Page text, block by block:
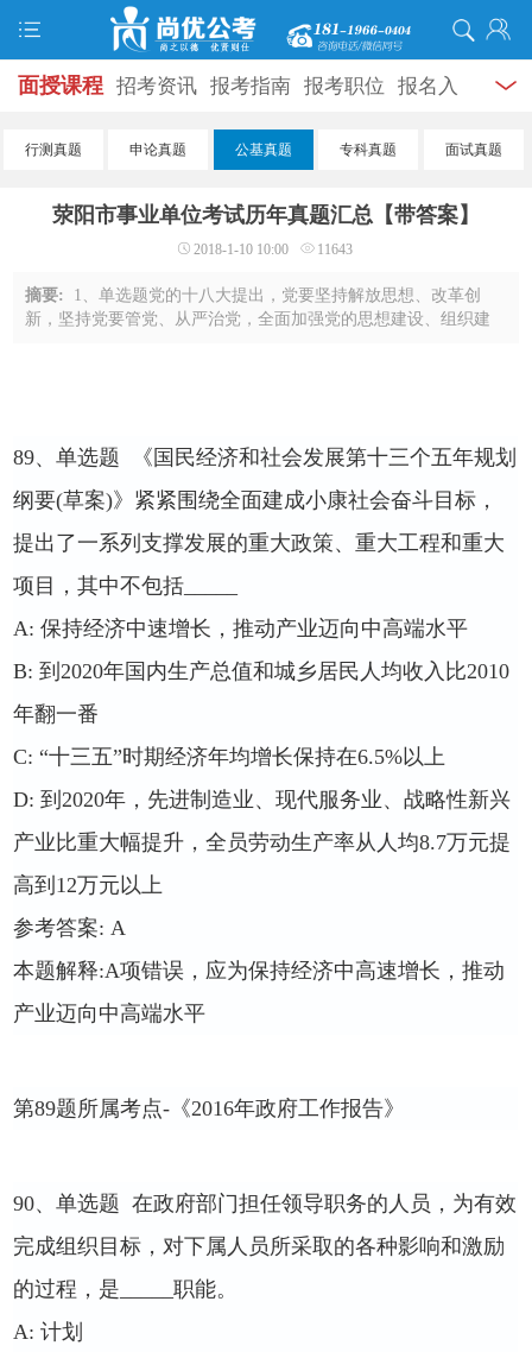
面授课程 招考资讯 报考指南 报考职位 报名入
口 打准考证 成绩查询 面试公告 录用公示 辅导
学员风采 名师团队
服务信息
行测真题 申论真题 公基真题 专科真题 面试真题
荥阳市事业单位考试历年真题汇总【带答案】
2018-1-10 10:00 11643
摘要: 1、单选题党的十八大提出，党要坚持解放思想、改革创
新，坚持党要管党、从严治党，全面加强党的思想建设、组织建
89、单选题
《国民经济和社会发展第十三个五年规划
纲要(草案)》紧紧围绕全面建成小康社会奋斗目标，
提出了一系列支撑发展的重大政策、重大工程和重大
项目，其中不包括
A:保持经济中速增长，推动产业迈向中高端水平
B:到2020年国内生产总值和城乡居民人均收入比2010
年翻一番
C: “十三五”时期经济年均增长保持在6.5%以上
D:到2020年，先进制造业、现代服务业、战略性新兴
产业比重大幅提升，全员劳动生产率从人均8.7万元提
高到 12万元以上
参考答案: A
本题解释:A项错误，应为保持经济中高速增长，推动
产业迈向中高端水平
第89题所属考点- 《2016年政府工作报告》
90、单选题 在政府部门担任领导职务的人员，为有效
完成组织目标，对下属人员所采取的各种影响和激励
的过程，是 _____职能。
A:计划